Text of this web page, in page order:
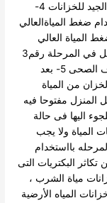
للخزانات
4-
ضغط المياةالعالي
المياة العالي
والذي يصل ضغط 100بار للتخلص من بقايا الغسيل في المرحلة رقم3
الصحى
5- بعد
من المياة
المنزل مفتوحا فيه
اليها فى حالة
المياة ولا يجب
بااستخدام
البكتريات التى
مياة الشرب ،
المياه الأرضية